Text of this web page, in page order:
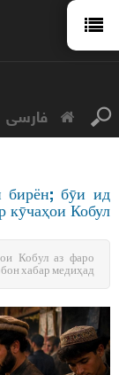
فارسی
бӯи ид
кӯчаҳои Кобул
Кобул аз фаро
хабар медиҳад.